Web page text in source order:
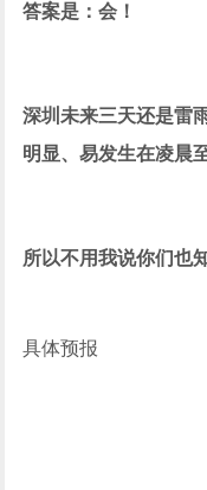
答案是：会！
深圳未来三天还是雷
明显、易发生在凌晨
所以不用我说你们也
具体预报